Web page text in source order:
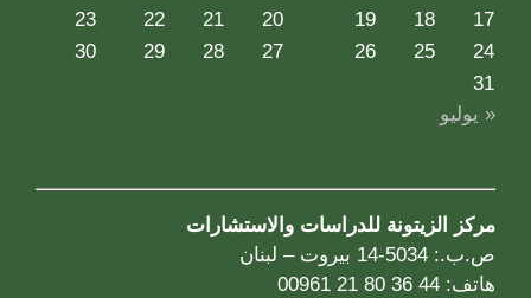
17
18
19
20
21
22
23
24
25
26
27
28
29
30
31
« يوليو
مركز الزيتونة للدراسات والاستشارات
ص.ب.: 5034-14 بيروت – لبنان
هاتف: 44 36 80 21 00961